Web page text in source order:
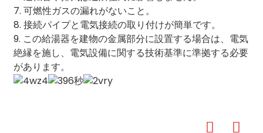
7. 可燃性ガスの漏れがないこと。
8. 接続パイプと電気接続の取り付けが簡単です。
9. この給湯器を建物の金属部分に設置する場合は、電気
絶縁を施し、電気設備に関する技術基準に準拠する必要
があります。